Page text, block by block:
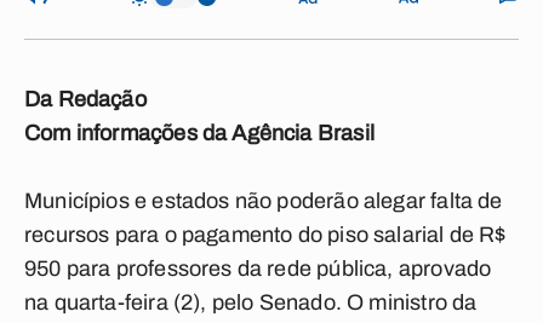
Da Redação
Com informações da Agência Brasil
Municípios e estados não poderão alegar falta de
recursos para o pagamento do piso salarial de R$
950 para professores da rede pública, aprovado
na quarta-feira (2), pelo Senado. O ministro da